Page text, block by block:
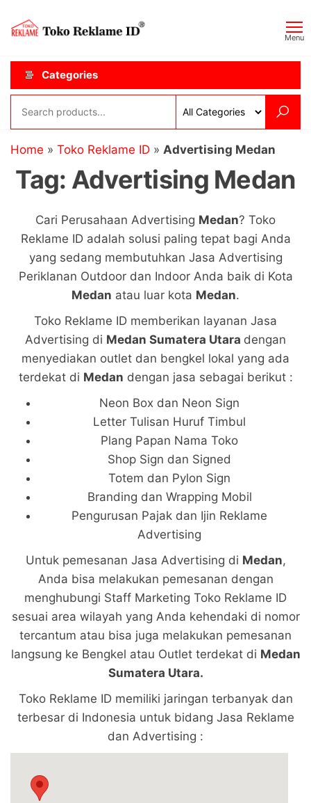
content
ID
Menu
Categories
Home » Toko Reklame ID » Advertising Medan
Tag: Advertising Medan
Cari Perusahaan Advertising Medan? Toko
Reklame ID adalah solusi paling tepat bagi Anda
yang sedang membutuhkan Jasa Advertising
Periklanan Outdoor dan Indoor Anda baik di Kota
Medan atau luar kota Medan.
Toko Reklame ID memberikan layanan Jasa
Advertising di Medan Sumatera Utara dengan
menyediakan outlet dan bengkel lokal yang ada
terdekat di Medan dengan jasa sebagai berikut :
Neon Box dan Neon Sign
Letter Tulisan Huruf Timbul
Plang Papan Nama Toko
Shop Sign dan Signed
Totem dan Pylon Sign
Branding dan Wrapping Mobil
Pengurusan Pajak dan Ijin Reklame
Advertising
Untuk pemesanan Jasa Advertising di Medan,
Anda bisa melakukan pemesanan dengan
menghubungi Staff Marketing Toko Reklame ID
sesuai area wilayah yang Anda kehendaki di nomor
tercantum atau bisa juga melakukan pemesanan
langsung ke Bengkel atau Outlet terdekat di Medan
Sumatera Utara.
Toko Reklame ID memiliki jaringan terbanyak dan
terbesar di Indonesia untuk bidang Jasa Reklame
dan Advertising :